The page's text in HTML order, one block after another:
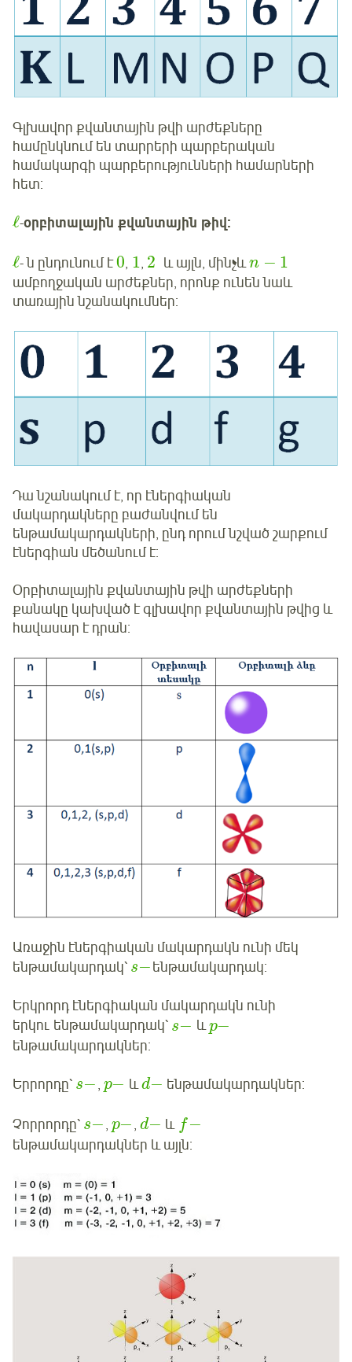
Գլխավոր քվանտային թվի արժեքները
համընկնում են տարրերի պարբերական
համակարգի պարբերությունների համարների
հետ:
ℓ-օրբիտալային քվանտային թիվ:
ℓ- ն ընդունում է0, 1, 2 և այլն, մինչևn − 1
ամբողջական արժեքներ, որոնք ունեն նաև
տառային նշանակումներ:
Դա նշանակում է, որ էներգիական
մակարդակները բաժանվում են
ենթամակարդակների, ընդ որում նշված շարքում
էներգիան մեծանում է:
Օրբիտալային քվանտային թվի արժեքների
քանակը կախված է գլխավոր քվանտային թվից և
հավասար է դրան:
Առաջին էներգիական մակարդակն ունի մեկ
ենթամակարդակ՝ s−ենթամակարդակ:
Երկրորդ էներգիական մակարդակն ունի
երկու ենթամակարդակ՝ s− ևp−
ենթամակարդակներ:
Երրորդը՝ s−, p− ևd− ենթամակարդակներ:
Չորրորդը՝ s−, p−, d− և f −
ենթամակարդակներ և այլն: